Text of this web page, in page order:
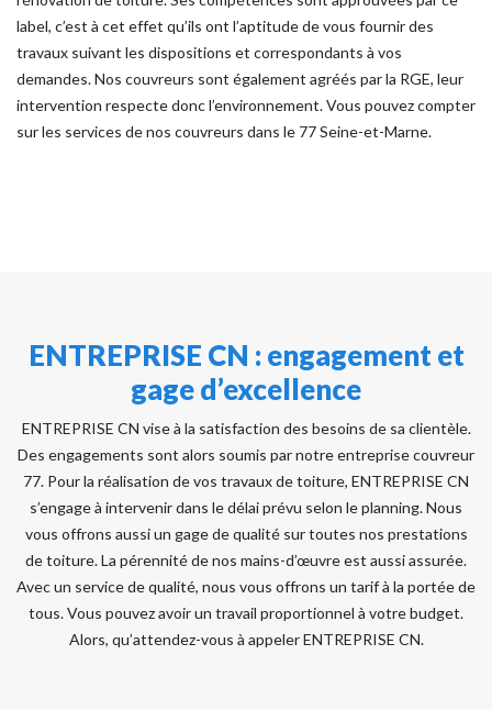
label, c’est à cet effet qu’ils ont l’aptitude de vous fournir des
travaux suivant les dispositions et correspondants à vos
demandes. Nos couvreurs sont également agréés par la RGE, leur
intervention respecte donc l’environnement. Vous pouvez compter
sur les services de nos couvreurs dans le 77 Seine-et-Marne.
ENTREPRISE CN : engagement et
gage d’excellence
ENTREPRISE CN vise à la satisfaction des besoins de sa clientèle.
Des engagements sont alors soumis par notre entreprise couvreur
77. Pour la réalisation de vos travaux de toiture, ENTREPRISE CN
s’engage à intervenir dans le délai prévu selon le planning. Nous
vous offrons aussi un gage de qualité sur toutes nos prestations
de toiture. La pérennité de nos mains-d’œuvre est aussi assurée.
Avec un service de qualité, nous vous offrons un tarif à la portée de
tous. Vous pouvez avoir un travail proportionnel à votre budget.
Alors, qu’attendez-vous à appeler ENTREPRISE CN.